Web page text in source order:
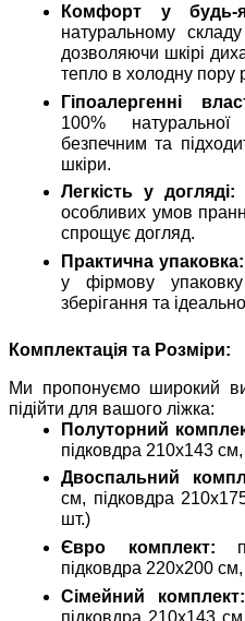
Комфорт у будь-
натуральному
дозволяючи шкірі
тепло в холодну пору
Гіпоалергенні
100%
безпечним та
шкіри.
Легкість у догляді:
особливих умов
спрощує догляд.
Практична упаковка:
у фірмову
зберігання та
Комплектація та Розміри:
Ми пропонуємо широкий
підійти для вашого ліжка:
Полуторний
підковдра 210х143
Двоспальний
см, підковдра
шт.)
Євро комплект:
підковдра 220х200
Сімейний комплект:
підковдра 210х143